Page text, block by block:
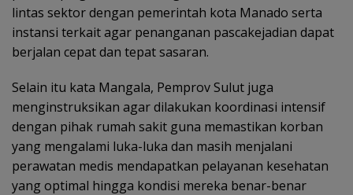
lintas sektor dengan pemerintah kota Manado serta
instansi terkait agar penanganan pascakejadian dapat
berjalan cepat dan tepat sasaran.
Selain itu kata Mangala, Pemprov Sulut juga
menginstruksikan agar dilakukan koordinasi intensif
dengan pihak rumah sakit guna memastikan korban
yang mengalami luka-luka dan masih menjalani
perawatan medis mendapatkan pelayanan kesehatan
yang optimal hingga kondisi mereka benar-benar